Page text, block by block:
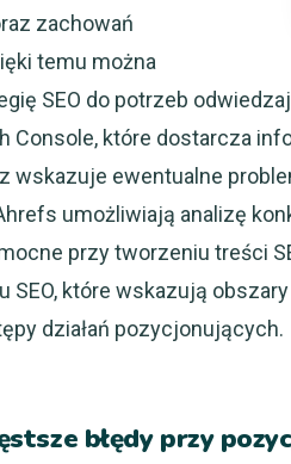
zachowań
temu można
SEO do potrzeb
Console, które dostarcza
wskazuje ewentualne
umożliwiają analizę
przy tworzeniu treści
SEO, które wskazują
działań pozycjonujących.
błędy przy